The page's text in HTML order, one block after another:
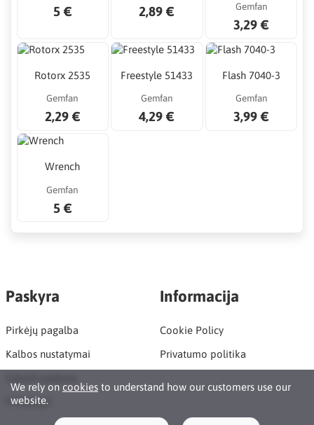
We rely on cookies to understand how our customers use our
website.
5 € 2,89 € Gemfan
3,29 €
Rotorx 2535
Gemfan
2,29 €
Freestyle 51433
Gemfan
4,29 €
Flash 7040-3
Gemfan
3,99 €
Wrench
Gemfan
5 €
Paskyra
Pirkėjų pagalba
Kalbos nustatymai
Prisijungti
Informacija
Cookie Policy
Privatumo politika